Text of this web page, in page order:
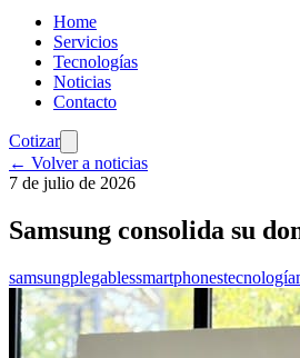
Home
Servicios
Tecnologías
Noticias
Contacto
Cotizar
← Volver a noticias
7 de julio de 2026
Samsung consolida su
samsungplegablessmartphonestecnología